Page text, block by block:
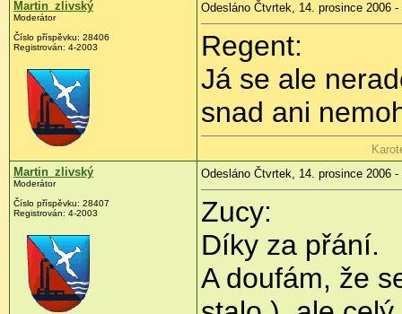
Martin_zlivský
Moderátor
Číslo příspěvku: 28406
Registrován: 4-2003
Odesláno Čtvrtek, 14. prosince 2006 -
Regent:
Já se ale
snad ani
Martin_zlivský
Moderátor
Číslo příspěvku: 28407
Registrován: 4-2003
Odesláno Čtvrtek, 14. prosince 2006 -
Zucy:
Díky za přání.
A doufám, že